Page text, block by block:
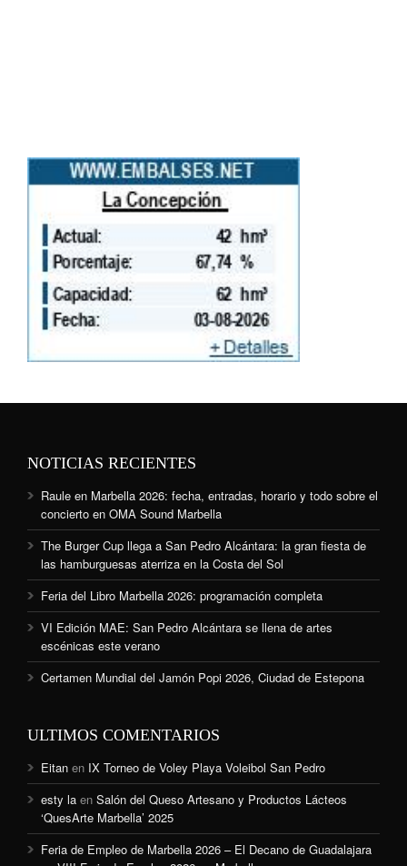
NOTICIAS RECIENTES
Raule en Marbella 2026: fecha, entradas, horario y todo sobre el
concierto en OMA Sound Marbella
The Burger Cup llega a San Pedro Alcántara: la gran fiesta de
las hamburguesas aterriza en la Costa del Sol
Feria del Libro Marbella 2026: programación completa
VI Edición MAE: San Pedro Alcántara se llena de artes
escénicas este verano
Certamen Mundial del Jamón Popi 2026, Ciudad de Estepona
ULTIMOS COMENTARIOS
Eitan en IX Torneo de Voley Playa Voleibol San Pedro
esty la en Salón del Queso Artesano y Productos Lácteos
‘QuesArte Marbella’ 2025
Feria de Empleo de Marbella 2026 – El Decano de Guadalajara